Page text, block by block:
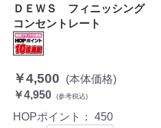
ＤＥＷＳ フィニッシング
コンセントレート
￥4,500
(本体価格)
￥4,950
(参考税込)
HOPポイント： 450